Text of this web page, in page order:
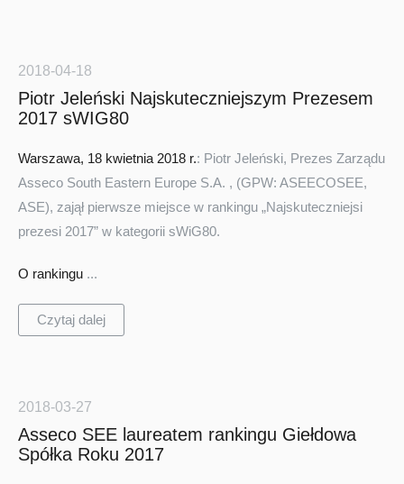
2018-04-18
Piotr Jeleński Najskuteczniejszym Prezesem
2017 sWIG80
Warszawa, 18 kwietnia 2018 r.: Piotr Jeleński, Prezes Zarządu
Asseco South Eastern Europe S.A. , (GPW: ASEECOSEE,
ASE), zajął pierwsze miejsce w rankingu „Najskuteczniejsi
prezesi 2017” w kategorii sWiG80.
O rankingu ...
Czytaj dalej
2018-03-27
Asseco SEE laureatem rankingu Giełdowa
Spółka Roku 2017